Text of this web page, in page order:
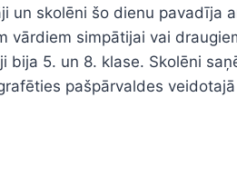
un skolēni šo dienu pavadīja
vārdiem simpātijai vai
5. un 8. klase. Skolēni
pašpārvaldes